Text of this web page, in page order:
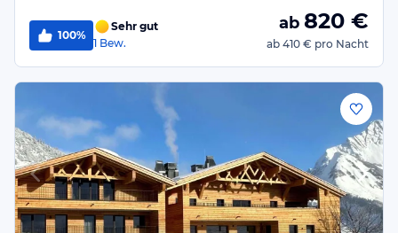
100%
Sehr gut
1 Bew.
ab 820 €
ab 410 € pro Nacht